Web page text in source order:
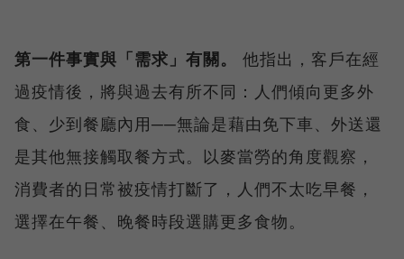
第一件事實與「需求」有關。
他指出，客戶在經
過疫情後，將與過去有所不同：人們傾向更多外
食、少到餐廳內用──無論是藉由免下車、外送還
是其他無接觸取餐方式。以麥當勞的角度觀察，
消費者的日常被疫情打斷了，人們不太吃早餐，
選擇在午餐、晚餐時段選購更多食物。